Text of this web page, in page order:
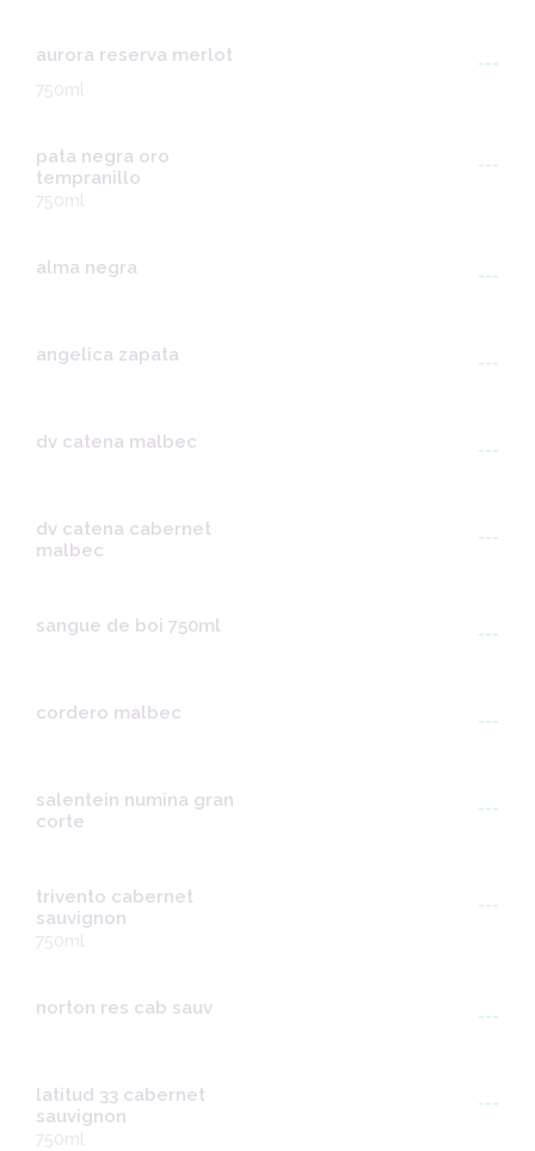
aurora reserva merlot
---
750ml
pata negra oro
tempranillo
---
750ml
alma negra ---
angelica zapata ---
dv catena malbec ---
dv catena cabernet
malbec
---
sangue de boi 750ml ---
cordero malbec ---
salentein numina gran
corte
---
trivento cabernet
sauvignon
---
750ml
norton res cab sauv ---
latitud 33 cabernet
sauvignon
---
750ml